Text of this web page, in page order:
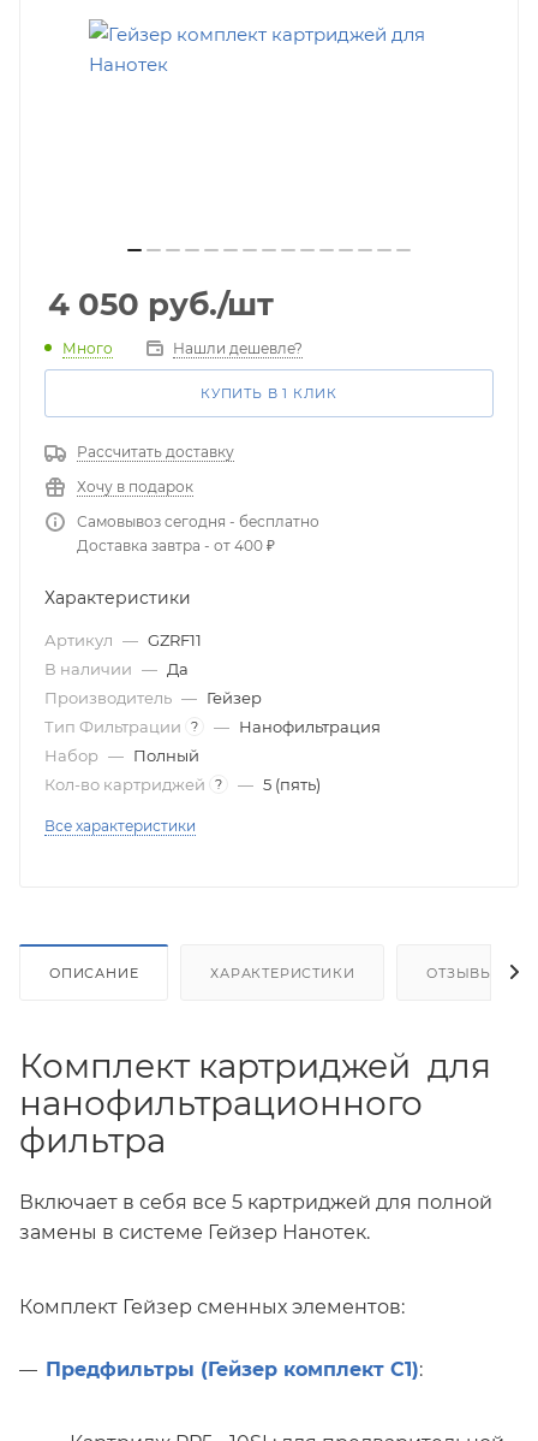
4 050 руб./шт
Много Нашли дешевле?
КУПИТЬ В 1 КЛИК
Рассчитать доставку
Хочу в подарок
Самовывоз сегодня - бесплатно
Доставка завтра - от 400 ₽
Характеристики
Артикул — GZRF11
В наличии — Да
Производитель — Гейзер
Тип Фильтрации
? — Нанофильтрация
Набор — Полный
Кол-во картриджей
? — 5 (пять)
Все характеристики
ОПИСАНИЕ ХАРАКТЕРИСТИКИ ОТЗЫВЫ
Комплект картриджей для
нанофильтрационного
фильтра
Включает в себя все 5 картриджей для полной
замены в системе Гейзер Нанотек.
Комплект Гейзер сменных элементов:
Предфильтры (Гейзер комплект С1):